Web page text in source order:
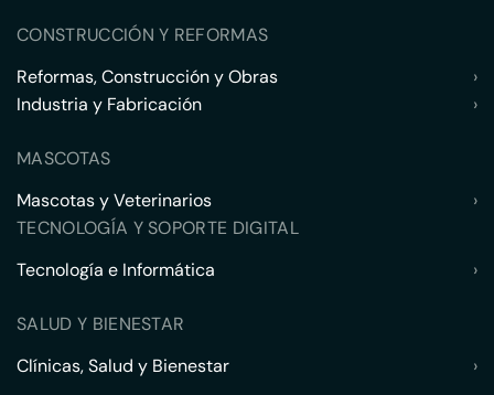
CONSTRUCCIÓN Y REFORMAS
Reformas, Construcción y Obras
›
Industria y Fabricación
›
MASCOTAS
Mascotas y Veterinarios
›
TECNOLOGÍA Y SOPORTE DIGITAL
Tecnología e Informática
›
SALUD Y BIENESTAR
Clínicas, Salud y Bienestar
›